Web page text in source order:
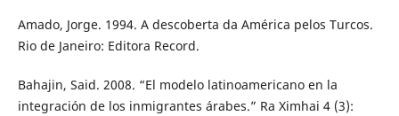
Amado, Jorge. 1994. A descoberta da América pelos Turcos.
Rio de Janeiro: Editora Record.
Bahajin, Said. 2008. “El modelo latinoamericano en la
integración de los inmigrantes árabes.” Ra Ximhai 4 (3):